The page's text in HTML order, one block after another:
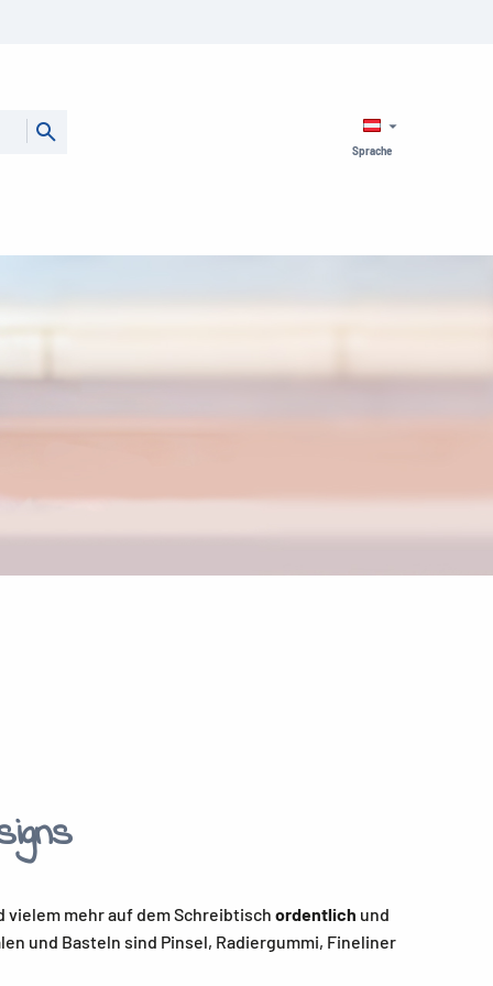
Sprache
mehr auf dem Schreibtisch ordentlich und
und Basteln sind Pinsel, Radiergummi, Fineliner